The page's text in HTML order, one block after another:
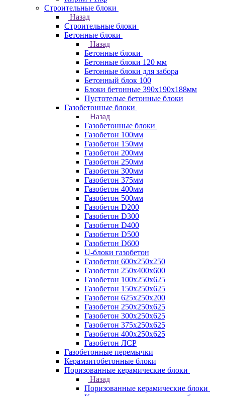
Строительные блоки
Назад
Строительные блоки
Бетонные блоки
Назад
Бетонные блоки
Бетонные блоки 120 мм
Бетонные блоки для забора
Бетонный блок 100
Блоки бетонные 390х190х188мм
Пустотелые бетонные блоки
Газобетонные блоки
Назад
Газобетонные блоки
Газобетон 100мм
Газобетон 150мм
Газобетон 200мм
Газобетон 250мм
Газобетон 300мм
Газобетон 375мм
Газобетон 400мм
Газобетон 500мм
Газобетон D200
Газобетон D300
Газобетон D400
Газобетон D500
Газобетон D600
U-блоки газобетон
Газобетон 600x250x250
Газобетон 250x400x600
Газобетон 100х250х625
Газобетон 150х250х625
Газобетон 625х250х200
Газобетон 250х250х625
Газобетон 300х250х625
Газобетон 375х250х625
Газобетон 400х250х625
Газобетон ЛСР
Газобетонные перемычки
Керамзитобетонные блоки
Поризованные керамические блоки
Назад
Поризованные керамические блоки